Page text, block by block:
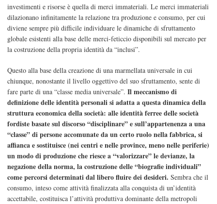
investimenti e risorse è quella di merci immateriali. Le merci immateriali
dilazionano infinitamente la relazione tra produzione e consumo, per cui
diviene sempre più difficile individuare le dinamiche di sfruttamento
globale esistenti alla base delle merci-feticcio disponibili sul mercato per
la costruzione della propria identità da “inclusi”.
Questo alla base della creazione di una marmellata universale in cui
chiunque, nonostante il livello oggettivo del suo sfruttamento, sente di
fare parte di una “classe media universale”. Il meccanismo di
definizione delle identità personali si adatta a questa dinamica della
struttura economica della società: alle identità ferree delle società
fordiste basate sul discorso “disciplinare” e sull’appartenenza a una
“classe” di persone accomunate da un certo ruolo nella fabbrica, si
affianca e sostituisce (nei centri e nelle province, meno nelle periferie)
un modo di produzione che riesce a “valorizzare” le devianze, la
negazione della norma, la costruzione delle “biografie individuali”
come percorsi determinati dal libero fluire dei desideri. Sembra che il
consumo, inteso come attività finalizzata alla conquista di un’identità
accettabile, costituisca l’attività produttiva dominante della metropoli